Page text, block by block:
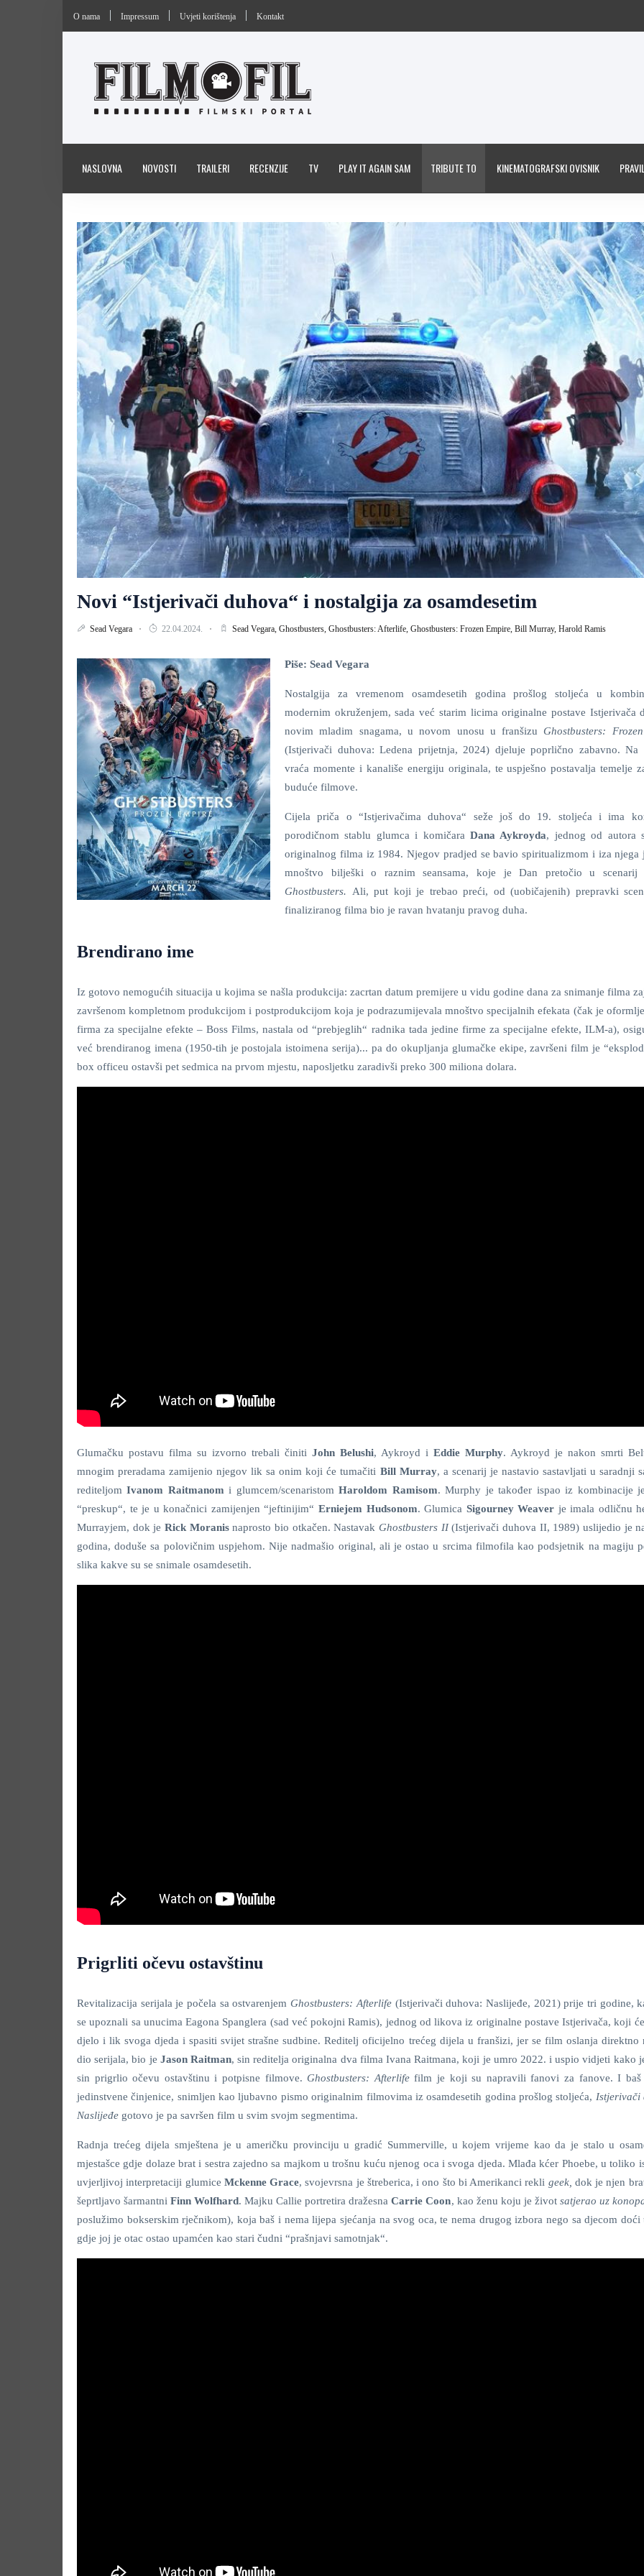
O nama Impressum Uvjeti korištenja Kontakt
NASLOVNA NOVOSTI TRAILERI RECENZIJE TV PLAY IT AGAIN SAM TRIBUTE TO KINEMATOGRAFSKI OVISNIK
Novi “Istjerivači duhova“ i nostalgija za osamdesetim
Sead Vegara 22.04.2024. Sead Vegara, Ghostbusters, Ghostbusters: Afterlife, Ghostbusters: Frozen Empire, Bill Murray, Harold Ramis
Piše: Sead Vegara
Nostalgija za vremenom osamdesetih godina prošlog stoljeća u
modernim okruženjem, sada već starim licima originalne postave Istjerivača
novim mladim snagama, u novom unosu u franšizuGhostbusters:
(Istjerivači duhova: Ledena prijetnja, 2024) djeluje poprlično zabavno. Na
vraća momente i kanališe energiju originala, te uspješno postavalja temelje
buduće filmove.
Cijela priča o “Istjerivačima duhova“
seže još do 19. stoljeća i ima
porodičnom stablu glumca i komičara Dana Aykroyda, jednog od autora
originalnog filma iz 1984. Njegov pradjed se bavio spiritualizmom i iza njega
mnoštvo bilješki o raznim seansama, koje je Dan pretočio u
Ghostbusters. Ali, put koji je trebao preći, od (uobičajenih) prepravki
finaliziranog filma bio je ravan hvatanju pravog duha.
Brendirano ime
Iz gotovo nemogućih situacija u kojima se našla produkcija: zacrtan datum premijere u vidu godine dana za snimanje filma
završenom kompletnom produkcijom i postprodukcijom koja je podrazumijevala mnoštvo specijalnih efekata (čak je
firma za specijalne efekte – Boss Films, nastala od “prebjeglih“ radnika tada jedine firme za specijalne efekte, ILM-a),
već brendiranog imena (1950-tih je postojala istoimena serija)... pa do okupljanja glumačke ekipe, završeni film je
box officeu ostavši pet sedmica na prvom mjestu, naposljetku zaradivši preko 300 miliona dolara.
Glumačku postavu filma su izvorno trebali činiti John Belushi, Aykroyd i Eddie Murphy. Aykroyd je nakon smrti
mnogim preradama zamijenio njegov lik sa onim koji će tumačiti Bill Murray, a scenarij je nastavio sastavljati u saradnji
rediteljomIvanom Raitmanom i glumcem/scenaristomHaroldom Ramisom. Murphy je također ispao iz kombinacije
“preskup“, te je u konačnici zamijenjen “jeftinijim“ Erniejem Hudsonom. Glumica Sigourney Weaver je imala odličnu
Murrayjem, dok je Rick Moranisnaprosto bio otkačen. NastavakGhostbusters II(Istjerivači duhova II, 1989) uslijedio je
godina, doduše sa polovičnim uspjehom. Nije nadmašio original, ali je ostao u srcima filmofila kao podsjetnik na magiju
slika kakve su se snimale osamdesetih.
Prigrliti očevu ostavštinu
Revitalizacija serijala je počela sa ostvarenjemGhostbusters: Afterlife (Istjerivači duhova: Naslijeđe, 2021) prije tri godine,
se upoznali sa unucima Eagona Spanglera (sad već pokojni Ramis), jednog od likova iz originalne postave Istjerivača, koji
djelo i lik svoga djeda i spasiti svijet strašne sudbine. Reditelj oficijelno trećeg dijela u franšizi, jer se film oslanja direktno
dio serijala, bio je Jason Raitman, sin reditelja originalna dva filma Ivana Raitmana, koji je umro 2022. i uspio vidjeti kako
sin prigrlio očevu ostavštinu i potpisne filmove.Ghostbusters: Afterlifefilm je koji su napravili fanovi za fanove. I baš
jedinstvene činjenice, snimljen kao ljubavno pismo originalnim filmovima iz osamdesetih godina prošlog stoljeća, Istjerivači
Naslijeđe gotovo je pa savršen film u svim svojm segmentima.
Radnja trećeg dijela smještena je u američku provinciju u gradić Summerville, u kojem vrijeme kao da je stalo u
mjestašce gdje dolaze brat i sestra zajedno sa majkom u trošnu kuću njenog oca i svoga djeda. Mlađa kćer Phoebe, u toliko
uvjerljivoj interpretaciji glumice Mckenne Grace, svojevrsna je štreberica, i ono što bi Amerikanci rekli geek, dok je njen
šeprtljavo šarmantniFinn Wolfhard. Majku Callie portretira dražesnaCarrie Coon, kao ženu koju je život satjerao uz
poslužimo bokserskim rječnikom), koja baš i nema lijepa sjećanja na svog oca, te nema drugog izbora nego sa djecom doći
gdje joj je otac ostao upamćen kao stari čudni “prašnjavi samotnjak“.